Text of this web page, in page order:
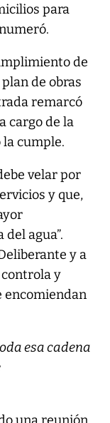
para
de
de obras
remarcó
cargo de la
cumple.
velar por
y que,
agua”.
y a
y
encomiendan
esa cadena
una reunión